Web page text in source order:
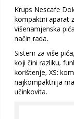
Krups Nescafe
kompaktni aparat
višenamjenska
način rada.
Sistem za više
koji čini razliku,
korištenje, XS:
najkompaktnija
učinkovita.